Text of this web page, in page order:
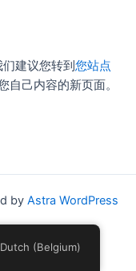
建议您转到 您站点
自己内容的新页面。
by Astra WordPress
Dutch (Belgium)